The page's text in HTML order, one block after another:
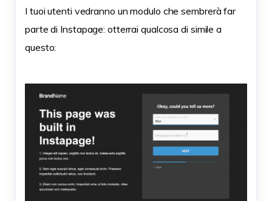
I tuoi utenti vedranno un modulo che sembrerà far
parte di Instapage: otterrai qualcosa di simile a
questo: